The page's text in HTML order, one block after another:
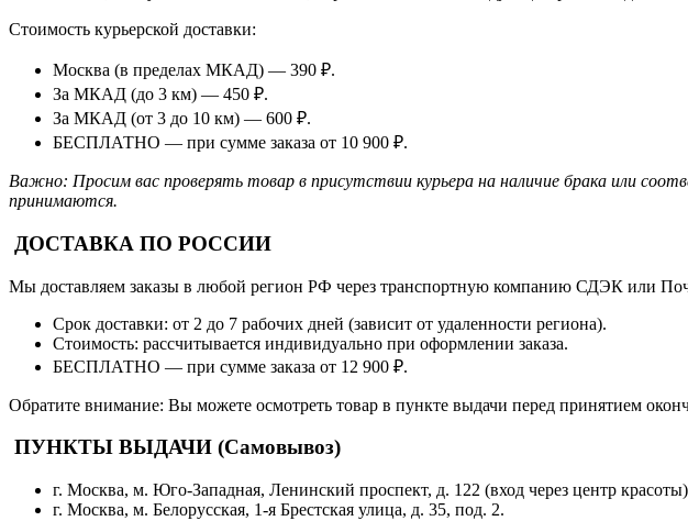
Стоимость курьерской доставки:
Москва (в пределах МКАД) — 390 ₽.
За МКАД (до 3 км) — 450 ₽.
За МКАД (от 3 до 10 км) — 600 ₽.
БЕСПЛАТНО — при сумме заказа от 10 900 ₽.
Важно: Просим вас проверять товар в присутствии курьера на наличие брака или
принимаются.
ДОСТАВКА ПО РОССИИ
Мы доставляем заказы в любой регион РФ через транспортную компанию СДЭК или
Срок доставки: от 2 до 7 рабочих дней (зависит от удаленности региона).
Стоимость: рассчитывается индивидуально при оформлении заказа.
БЕСПЛАТНО — при сумме заказа от 12 900 ₽.
Обратите внимание: Вы можете осмотреть товар в пункте выдачи перед принятием
ПУНКТЫ ВЫДАЧИ (Самовывоз)
г. Москва, м. Юго-Западная, Ленинский проспект, д. 122 (вход через центр
г. Москва, м. Белорусская, 1-я Брестская улица, д. 35, под. 2.